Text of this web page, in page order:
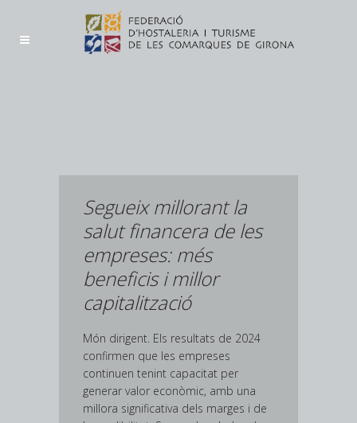
Segueix millorant la
salut financera de les
empreses: més
beneficis i millor
capitalització
Món dirigent. Els resultats de 2024
confirmen que les empreses
continuen tenint capacitat per
generar valor econòmic, amb una
millora significativa dels marges i de